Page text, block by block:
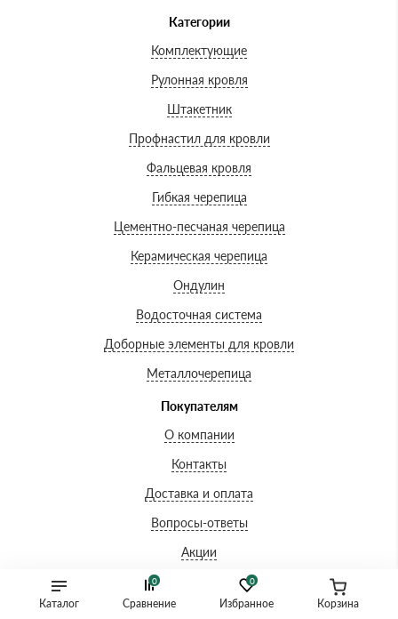
Каталог
0
Избранное
0
Сравнение Корзина
Категории
Комплектующие
Рулонная кровля
Штакетник
Профнастил для кровли
Фальцевая кровля
Гибкая черепица
Цементно-песчаная черепица
Керамическая черепица
Ондулин
Водосточная система
Доборные элементы для кровли
Металлочерепица
Покупателям
О компании
Контакты
Доставка и оплата
Вопросы-ответы
Акции
Гарантии